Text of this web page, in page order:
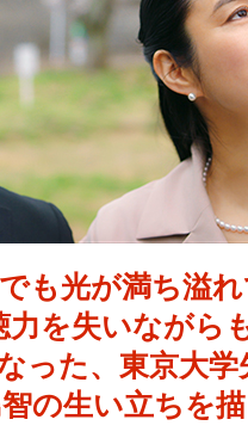
も光が満ち溢
力を失いながら
った、東京大学
の生い立ちを